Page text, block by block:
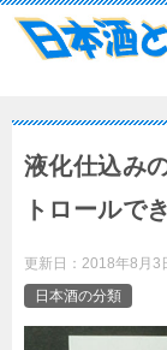
液化仕込み
トロールで
更新日： 2018年8月3
日本酒の分類